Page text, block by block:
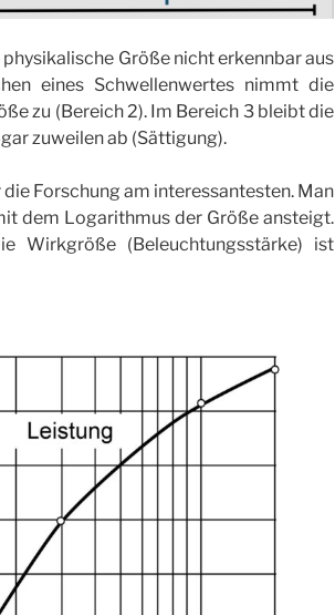
Größe nicht erkennbar aus
eines Schwellenwertes nimmt die
zu (Bereich 2). Im Bereich 3 bleibt die
zuweilen ab (Sättigung).
Forschung am interessantesten. Man
dem Logarithmus der Größe ansteigt.
Wirkgröße (Beleuchtungsstärke) ist